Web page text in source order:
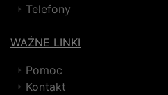
Telefony
WAŻNE LINKI
Pomoc
Kontakt